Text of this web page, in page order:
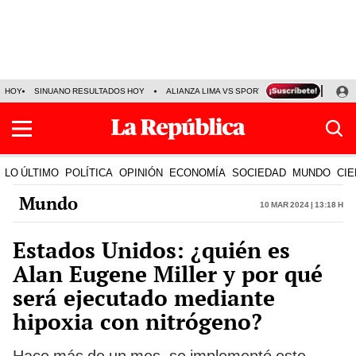
HOY SINUANO RESULTADOS HOY ALIANZA LIMA VS SPORT BOYS JORGE
LO ÚLTIMO POLÍTICA OPINIÓN ECONOMÍA SOCIEDAD MUNDO
Mundo 10 Mar 2024 | 13:18 h
Estados Unidos: ¿quién es
Alan Eugene Miller y por qué
será ejecutado mediante
hipoxia con nitrógeno?